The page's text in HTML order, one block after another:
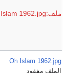
ملف:Oh Islam 1962.jpg
Oh Islam 1962.jpg
الملف مفقود